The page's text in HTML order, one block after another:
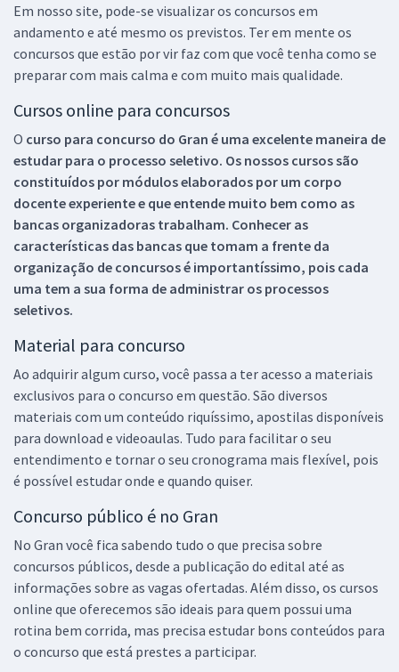
Em nosso site, pode-se visualizar os concursos em
andamento e até mesmo os previstos. Ter em mente os
concursos que estão por vir faz com que você tenha como se
preparar com mais calma e com muito mais qualidade.
Cursos online para concursos
O curso para concurso do Gran é uma excelente maneira de
estudar para o processo seletivo. Os nossos cursos são
constituídos por módulos elaborados por um corpo
docente experiente e que entende muito bem como as
bancas organizadoras trabalham. Conhecer as
características das bancas que tomam a frente da
organização de concursos é importantíssimo, pois cada
uma tem a sua forma de administrar os processos
seletivos.
Material para concurso
Ao adquirir algum curso, você passa a ter acesso a materiais
exclusivos para o concurso em questão. São diversos
materiais com um conteúdo riquíssimo, apostilas disponíveis
para download e videoaulas. Tudo para facilitar o seu
entendimento e tornar o seu cronograma mais flexível, pois
é possível estudar onde e quando quiser.
Concurso público é no Gran
No Gran você fica sabendo tudo o que precisa sobre
concursos públicos, desde a publicação do edital até as
informações sobre as vagas ofertadas. Além disso, os cursos
online que oferecemos são ideais para quem possui uma
rotina bem corrida, mas precisa estudar bons conteúdos para
o concurso que está prestes a participar.